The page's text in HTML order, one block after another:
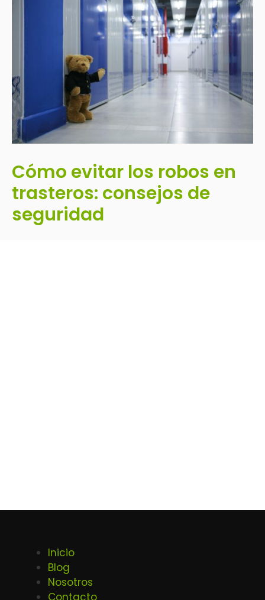
Cómo evitar los robos en
trasteros: consejos de
seguridad
Inicio
Blog
Nosotros
Contacto